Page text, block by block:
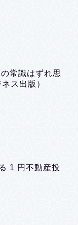
常識はずれ思
ス出版）
1 円不動産投